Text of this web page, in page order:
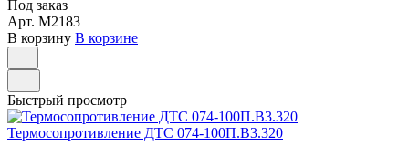
Под заказ
Арт. M2183
В корзину В корзине
Быстрый просмотр
Термосопротивление ДТС 074-100П.В3.320